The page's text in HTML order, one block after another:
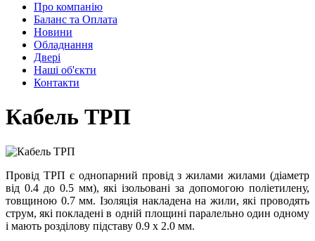
Про компанію
Баланс та Оплата
Новини
Обладнання
Двері
Наші об'єкти
Контакти
Кабель ТРП
Провід ТРП є однопарний провід з жилами жилами (діаметр
від 0.4 до 0.5 мм), які ізольовані за допомогою поліетилену,
товщиною 0.7 мм. Ізоляція накладена на жили, які проводять
струм, які покладені в одній площині паралельно один одному
і мають розділову підставу 0.9 х 2.0 мм.